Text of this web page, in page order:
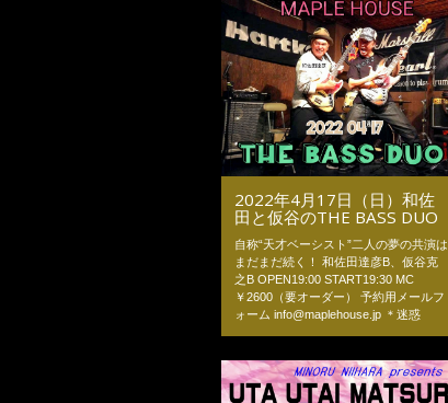
2022年4月17日（日）和佐
田と仮谷のTHE BASS DUO
自称“天才ベーシスト”二人の夢の共演は
まだまだ続く！ 和佐田達彦B、仮谷克
之B OPEN19:00 START19:30 MC
￥2600（要オーダー） 予約用メールフ
ォーム info@maplehouse.jp ＊迷惑